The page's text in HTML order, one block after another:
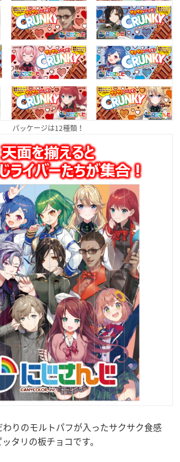
パッケージは12種類！
りのモルトパフが入ったサクサク食感
タリの板チョコです。